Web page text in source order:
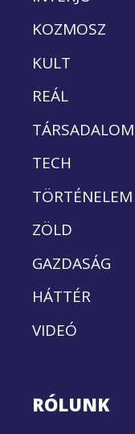
KOZMOSZ
KULT
REÁL
TÁRSADALOM
TECH
TÖRTÉNELEM
ZÖLD
GAZDASÁG
HÁTTÉR
VIDEÓ
RÓLUNK